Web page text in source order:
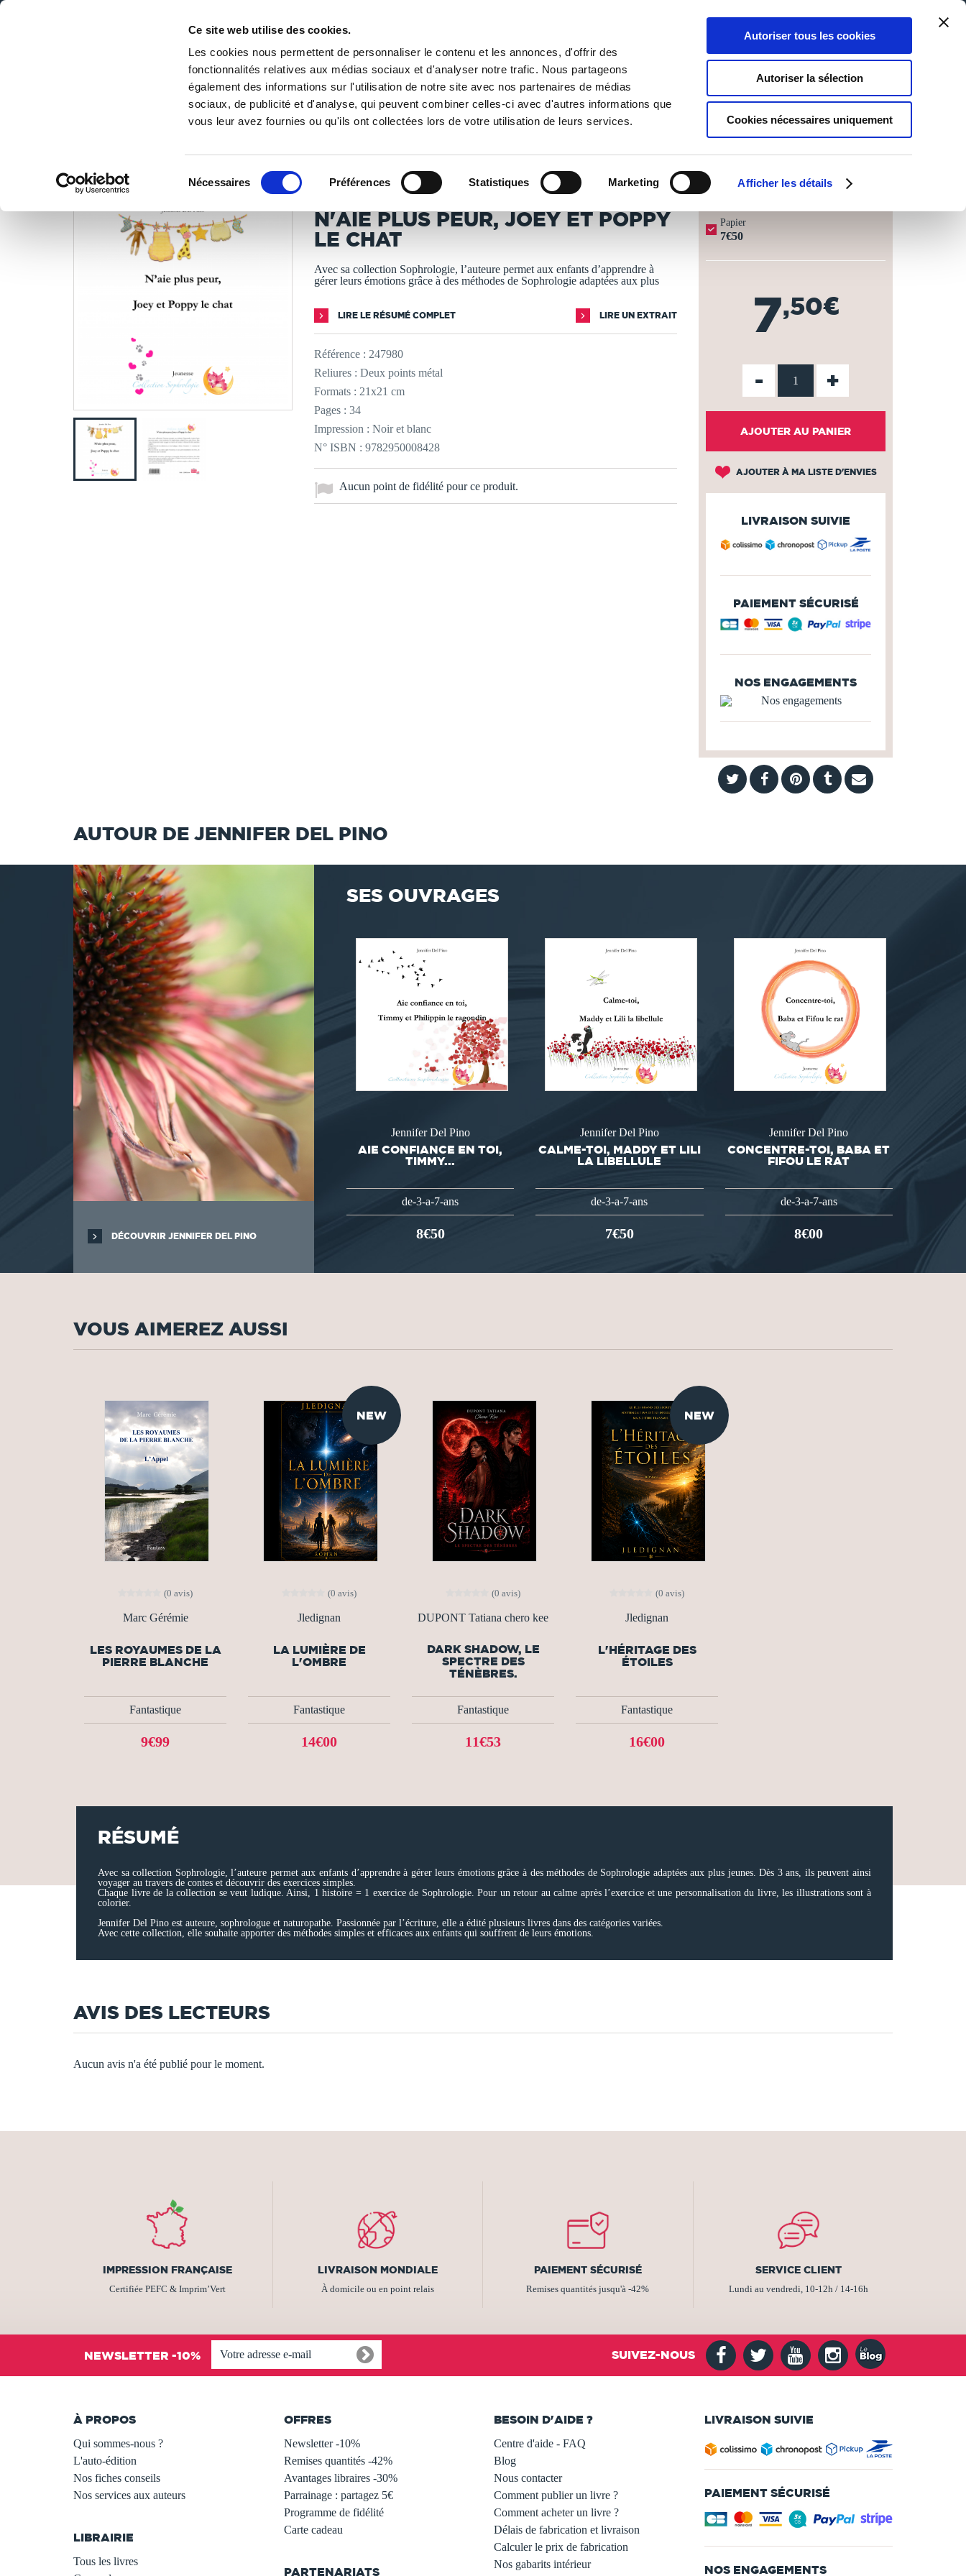
Ce site web utilise des cookies.
Les cookies nous permettent de personnaliser le contenu et les annonces, d'offrir des
fonctionnalités relatives aux médias sociaux et d'analyser notre trafic. Nous partageons
également des informations sur l'utilisation de notre site avec nos partenaires de médias
sociaux, de publicité et d'analyse, qui peuvent combiner celles-ci avec d'autres informations que
vous leur avez fournies ou qu'ils ont collectées lors de votre utilisation de leurs services.
Nécessaires Préférences Statistiques Marketing Afficher les détails
Autoriser tous les cookies
Autoriser la sélection
Cookies nécessaires uniquement
DE LA PAGE BLANCHE... AU BEST SELLER
0
Panier
0
Ma liste
Connexion
PUBLIER UN LIVRE LIBRAIRIE
/ Jeunesse & ados / De 3 à 7 ans / N'aie plus peur, Joey et Poppy le chat
LES LIVRES SONT IMPRIMÉS À LA DEMANDE - DÉLAI ACTUEL : 3 À 5 JOURS OUVRÉS ⏱️
Jennifer Del Pino
N'AIE PLUS PEUR, JOEY ET POPPY
LE CHAT
Avec sa collection Sophrologie, l’auteure permet aux enfants d’apprendre à
gérer leurs émotions grâce à des méthodes de Sophrologie adaptées aux plus
LIRE LE RÉSUMÉ COMPLET LIRE UN EXTRAIT
Référence : 247980
Reliures : Deux points métal
Formats : 21x21 cm
Pages : 34
Impression : Noir et blanc
N° ISBN : 9782950008428
Aucun point de fidélité pour ce produit.
Papier
7€50
7,50€
- +
AJOUTER AU PANIER
AJOUTER À MA LISTE D'ENVIES
LIVRAISON SUIVIE
PAIEMENT SÉCURISÉ
NOS ENGAGEMENTS
AUTOUR DE JENNIFER DEL PINO
DÉCOUVRIR JENNIFER DEL PINO
SES OUVRAGES
Jennifer Del Pino
AIE CONFIANCE EN TOI,
TIMMY...
de-3-a-7-ans
8€50
Jennifer Del Pino
CALME-TOI, MADDY ET LILI
LA LIBELLULE
de-3-a-7-ans
7€50
Jennifer Del Pino
CONCENTRE-TOI, BABA ET
FIFOU LE RAT
de-3-a-7-ans
8€00
VOUS AIMEREZ AUSSI
(0 avis)
Marc Gérémie
LES ROYAUMES DE LA
PIERRE BLANCHE
Fantastique
9€99
NEW
(0 avis)
Jledignan
LA LUMIÈRE DE
L'OMBRE
Fantastique
14€00
(0 avis)
DUPONT Tatiana chero kee
DARK SHADOW, LE
SPECTRE DES
TÉNÈBRES.
Fantastique
11€53
NEW
(0 avis)
Jledignan
L'HÉRITAGE DES
ÉTOILES
Fantastique
16€00
RÉSUMÉ
Avec sa collection Sophrologie, l’auteure permet aux enfants d’apprendre à gérer leurs émotions grâce à des méthodes de Sophrologie adaptées aux plus jeunes. Dès 3 ans, ils peuvent ainsi
voyager au travers de contes et découvrir des exercices simples.
Chaque livre de la collection se veut ludique. Ainsi, 1 histoire = 1 exercice de Sophrologie. Pour un retour au calme après l’exercice et une personnalisation du livre, les illustrations sont à
colorier.
Jennifer Del Pino est auteure, sophrologue et naturopathe. Passionnée par l’écriture, elle a édité plusieurs livres dans des catégories variées.
Avec cette collection, elle souhaite apporter des méthodes simples et efficaces aux enfants qui souffrent de leurs émotions.
AVIS DES LECTEURS
Aucun avis n'a été publié pour le moment.
IMPRESSION FRANÇAISE
Certifiée PEFC & Imprim’Vert
LIVRAISON MONDIALE
À domicile ou en point relais
PAIEMENT SÉCURISÉ
Remises quantités jusqu'à -42%
SERVICE CLIENT
Lundi au vendredi, 10-12h / 14-16h
NEWSLETTER -10% SUIVEZ-NOUS
À PROPOS
Qui sommes-nous ?
L'auto-édition
Nos fiches conseils
Nos services aux auteurs
LIBRAIRIE
Tous les livres
OFFRES
Newsletter -10%
Remises quantités -42%
Avantages libraires -30%
Parrainage : partagez 5€
Programme de fidélité
Carte cadeau
PARTENARIATS
BESOIN D'AIDE ?
Centre d'aide - FAQ
Blog
Nous contacter
Comment publier un livre ?
Comment acheter un livre ?
Délais de fabrication et livraison
Calculer le prix de fabrication
Nos gabarits intérieur
LIVRAISON SUIVIE
PAIEMENT SÉCURISÉ
NOS ENGAGEMENTS